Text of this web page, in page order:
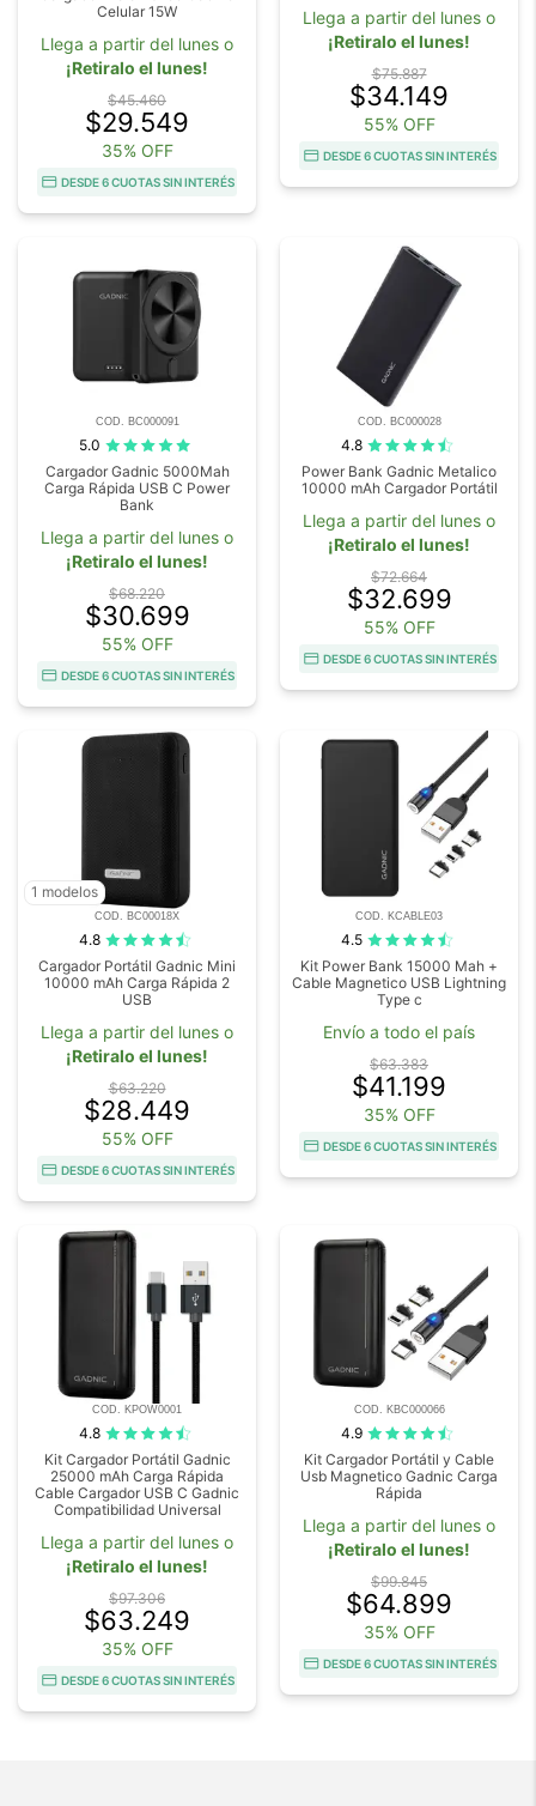
Celular 15W
Llega a partir del lunes o
¡Retiralo el lunes!
$45.460
$29.549
35% OFF
DESDE 6 CUOTAS SIN INTERÉS
Llega a partir del lunes o
¡Retiralo el lunes!
$75.887
$34.149
55% OFF
DESDE 6 CUOTAS SIN INTERÉS
COD. BC000091
5.0
Cargador Gadnic 5000Mah
Carga Rápida USB C Power
Bank
Llega a partir del lunes o
¡Retiralo el lunes!
$68.220
$30.699
55% OFF
DESDE 6 CUOTAS SIN INTERÉS
COD. BC000028
4.8
Power Bank Gadnic Metalico
10000 mAh Cargador Portátil
Llega a partir del lunes o
¡Retiralo el lunes!
$72.664
$32.699
55% OFF
DESDE 6 CUOTAS SIN INTERÉS
1 modelos
COD. BC00018X
4.8
Cargador Portátil Gadnic Mini
10000 mAh Carga Rápida 2
USB
Llega a partir del lunes o
¡Retiralo el lunes!
$63.220
$28.449
55% OFF
DESDE 6 CUOTAS SIN INTERÉS
COD. KCABLE03
4.5
Kit Power Bank 15000 Mah +
Cable Magnetico USB Lightning
Type c
Envío a todo el país
$63.383
$41.199
35% OFF
DESDE 6 CUOTAS SIN INTERÉS
COD. KPOW0001
4.8
Kit Cargador Portátil Gadnic
25000 mAh Carga Rápida
Cable Cargador USB C Gadnic
Compatibilidad Universal
Llega a partir del lunes o
¡Retiralo el lunes!
$97.306
$63.249
35% OFF
DESDE 6 CUOTAS SIN INTERÉS
COD. KBC000066
4.9
Kit Cargador Portátil y Cable
Usb Magnetico Gadnic Carga
Rápida
Llega a partir del lunes o
¡Retiralo el lunes!
$99.845
$64.899
35% OFF
DESDE 6 CUOTAS SIN INTERÉS